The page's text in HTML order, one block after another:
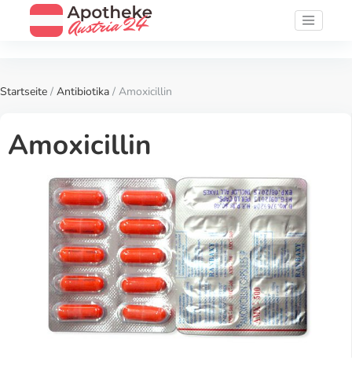
Startseite / Antibiotika / Amoxicillin
Amoxicillin